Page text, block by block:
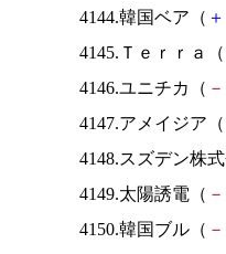
4144.韓国ベア（ ＋
4145.Ｔｅｒｒａ（
4146.ユニチカ（ －
4147.アメイジア（
4148.スズデン株
4149.太陽誘電（ －
4150.韓国ブル（ －